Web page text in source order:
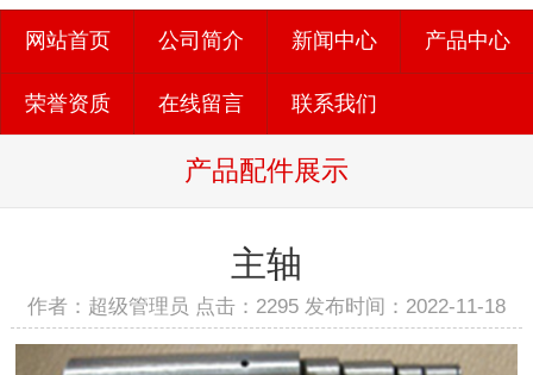
网站首页 公司简介 新闻中心 产品中心
荣誉资质 在线留言 联系我们
产品配件展示
主轴
作者：超级管理员 点击：2295 发布时间：2022-11-18